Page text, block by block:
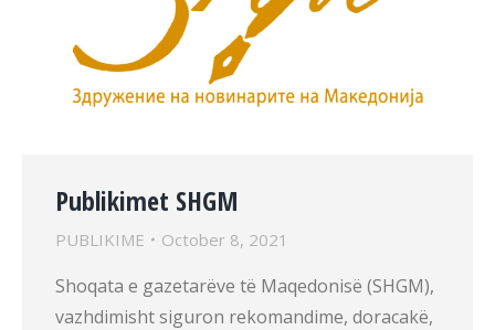
Publikimet SHGM
PUBLIKIME October 8, 2021
Shoqata e gazetarëve të Maqedonisë (SHGM),
vazhdimisht siguron rekomandime, doracakë,